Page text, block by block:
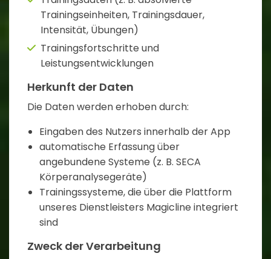
Trainingseinheiten, Trainingsdauer,
Intensität, Übungen)
Trainingsfortschritte und
Leistungsentwicklungen
Herkunft der Daten
Die Daten werden erhoben durch:
Eingaben des Nutzers innerhalb der App
automatische Erfassung über
angebundene Systeme (z. B. SECA
Körperanalysegeräte)
Trainingssysteme, die über die Plattform
unseres Dienstleisters Magicline integriert
sind
Zweck der Verarbeitung